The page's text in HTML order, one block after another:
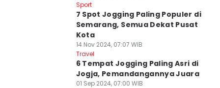
Sport
7 Spot Jogging Paling Populer di
Semarang, Semua Dekat Pusat
Kota
14 Nov 2024, 07:07 WIB
Travel
6 Tempat Jogging Paling Asri di
Jogja, Pemandangannya Juara
01 Sep 2024, 07:00 WIB